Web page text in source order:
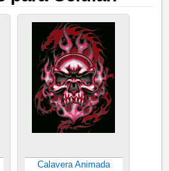
Calavera Animada